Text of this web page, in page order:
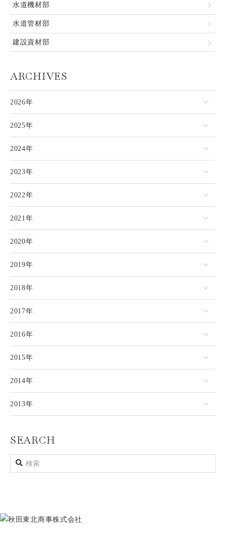
水道機材部
水道管材部
建設資材部
ARCHIVES
2026年
2025年
2024年
2023年
2022年
2021年
2020年
2019年
2018年
2017年
2016年
2015年
2014年
2013年
SEARCH